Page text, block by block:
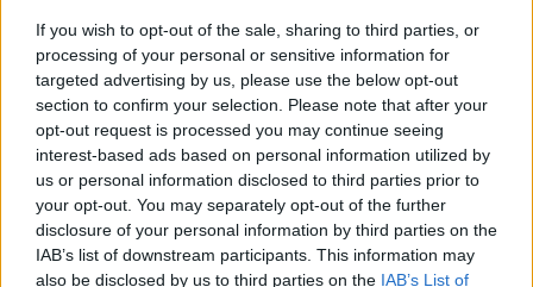
If you wish to opt-out of the sale, sharing to third parties, or
processing of your personal or sensitive information for
targeted advertising by us, please use the below opt-out
section to confirm your selection. Please note that after your
opt-out request is processed you may continue seeing
interest-based ads based on personal information utilized by
us or personal information disclosed to third parties prior to
your opt-out. You may separately opt-out of the further
disclosure of your personal information by third parties on the
IAB’s list of downstream participants. This information may
also be disclosed by us to third parties on the IAB’s List of
métabolisme et accroît le risque d’accidents.” Il précise
également que ce manque de sommeil peut avoir des
effets délétères sur la santé mentale, avec un risque
accru de troubles psychologiques.
⏰ Les Français dorment moins que leurs besoins
En 2024, le temps moyen de sommeil des adultes en
France était de6h55 par nuit, alors que28 % d’entre eux
dorment au moins une heure de moins que leur besoin
réel
. Cette dette de sommeil chronique a des